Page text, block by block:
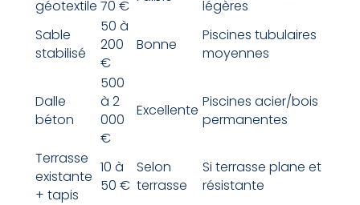
géotextile 70 €
légères
Sable
stabilisé
50 à
200
€
Bonne
Piscines tubulaires
moyennes
Dalle
béton
500
à 2
000
€
Excellente Piscines acier/bois
permanentes
Terrasse
existante
+ tapis
10 à
50 €
Selon
terrasse
Si terrasse plane et
résistante